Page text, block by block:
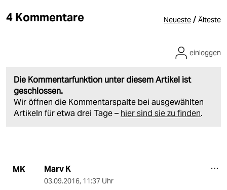
4 Kommentare Neueste / Älteste
Die Kommentarfunktion unter diesem Artikel ist
geschlossen.
Wir öffnen die Kommentarspalte bei ausgewählten
Artikeln für etwa drei Tage – hier sind sie zu finden.
einloggen
MK Marv K
03.09.2016, 11:37 Uhr